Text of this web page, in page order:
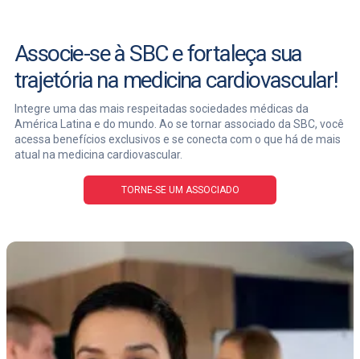
Associe-se à SBC e fortaleça sua
trajetória na medicina cardiovascular!
Integre uma das mais respeitadas sociedades médicas da
América Latina e do mundo. Ao se tornar associado da SBC, você
acessa benefícios exclusivos e se conecta com o que há de mais
atual na medicina cardiovascular.
TORNE-SE UM ASSOCIADO